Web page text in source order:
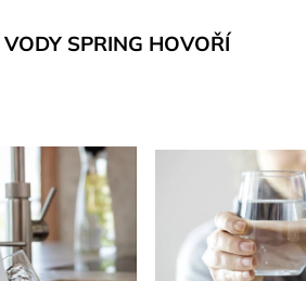
SPRING HOVOŘÍ